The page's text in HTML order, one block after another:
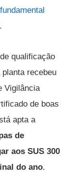
.
qualificação
recebeu
Vigilância
de boas
apta a
de
aos SUS 300
do ano.